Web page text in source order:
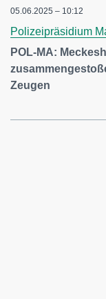
05.06.2025 – 10:12
Polizeipräsidium
POL-MA:
Zeugen